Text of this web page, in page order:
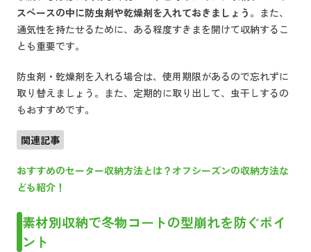
スペースの中に防虫剤や乾燥剤を入れておきましょう 。また、
通気性を持たせるために、ある程度すきまを開けて収納するこ
とも重要です。
防虫剤・乾燥剤を入れる場合は、使用期限があるので忘れずに
取り替えましょう。また、定期的に取り出して、虫干しするの
もおすすめです。
関連記事
おすすめのセーター収納方法とは？オフシーズンの収納方法な
ども紹介！
素材別収納で冬物コートの型崩れを防ぐポイ
ント